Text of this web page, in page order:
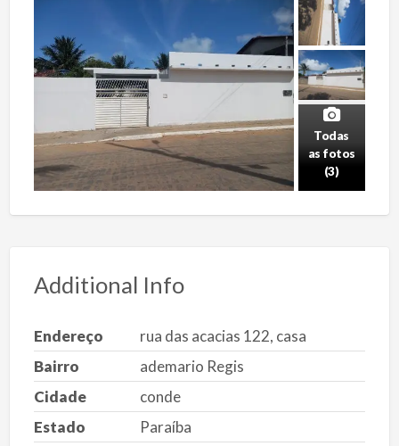
Todas
as fotos
(3)
Additional Info
Endereço
rua das acacias 122, casa
Bairro
ademario Regis
Cidade
conde
Estado
Paraíba